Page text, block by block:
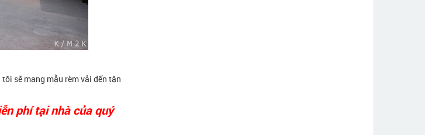
sẽ mang mẫu rèm vải đến tận
phí tại nhà của quý